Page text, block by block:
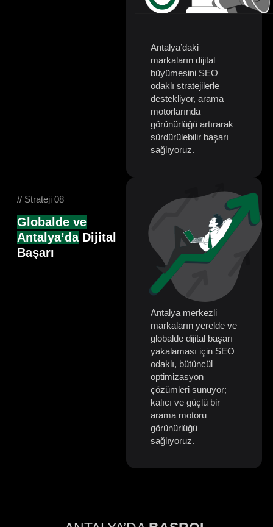
Antalya’daki
markaların dijital
büyümesini SEO
odaklı stratejilerle
destekliyor, arama
motorlarında
görünürlüğü artırarak
sürdürülebilir başarı
sağlıyoruz.
// Strateji 08
Globalde ve
Antalya’daDijital
Başarı
Antalya merkezli
markaların yerelde ve
globalde dijital başarı
yakalaması için SEO
odaklı, bütüncül
optimizasyon
çözümleri sunuyor;
kalıcı ve güçlü bir
arama motoru
görünürlüğü
sağlıyoruz.